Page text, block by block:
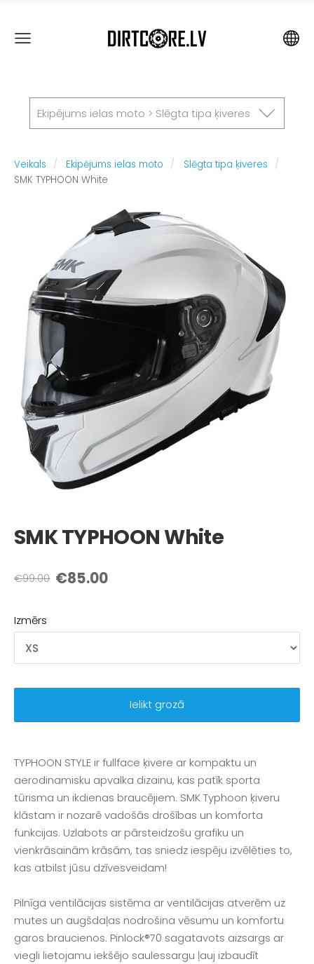
Ekipējums ielas moto > Slēgta tipa ķiveres
Veikals Ekipējums ielas moto
Slēgta tipa ķiveres
SMK TYPHOON White
SMK TYPHOON White
€99.00 €85.00
Izmērs
Ielikt grozā
TYPHOON STYLE ir fullface ķivere ar kompaktu un
aerodinamisku apvalka dizainu, kas patīk sporta
tūrisma un ikdienas braucējiem. SMK Typhoon ķiveru
klāstam ir nozarē vadošās drošības un komforta
funkcijas. Uzlabots ar pārsteidzošu grafiku un
vienkrāsainām krāsām, tas sniedz iespēju izvēlēties to,
kas atbilst jūsu dzīvesveidam!
Pilnīga ventilācijas sistēma ar ventilācijas atverēm uz
mutes un augšdaļas nodrošina vēsumu un komfortu
garos braucienos. Pinlock®70 sagatavots aizsargs ar
viegli lietojamu iekšējo saulessargu ļauj izbaudīt